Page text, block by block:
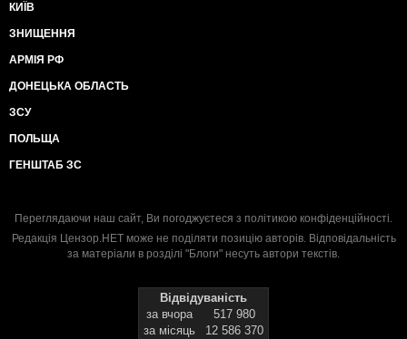
КИЇВ
ЗНИЩЕННЯ
АРМІЯ РФ
ДОНЕЦЬКА ОБЛАСТЬ
ЗСУ
ПОЛЬЩА
ГЕНШТАБ ЗС
Переглядаючи наш сайт, Ви погоджуєтеся з політикою конфіденційності.
Редакція Цензор.НЕТ може не поділяти позицію авторів. Відповідальність
за матеріали в розділі "Блоги" несуть автори текстів.
Відвідуваність
за вчора
517 980
за місяць
12 586 370